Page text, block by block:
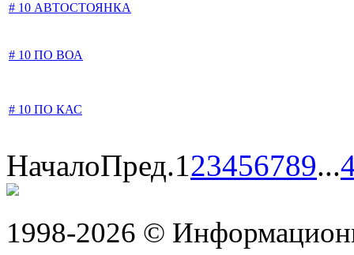
# 10 АВТОСТОЯНКА
# 10 ПО ВОА
# 10 ПО КАС
НачалоПред.123456789...
1998-2026 ©